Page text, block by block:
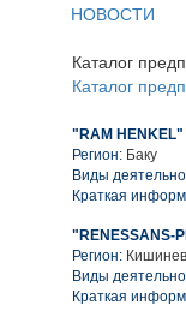
НОВОСТИ
Каталог
Каталог
"RAM
Регион: Баку
Виды
Краткая
Регион: Кишинев
Виды
Краткая